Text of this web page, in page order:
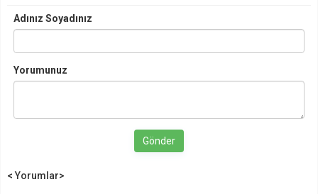
Adınız Soyadınız
Yorumunuz
Gönder
< Yorumlar>